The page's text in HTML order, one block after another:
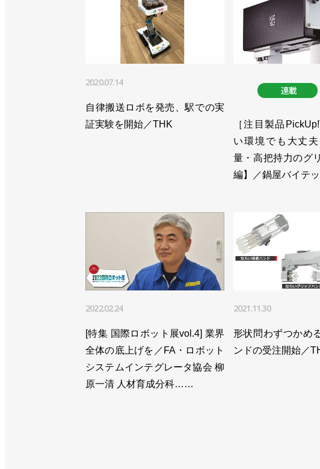
>>売上収益が過去最高、24年後半の動きに備える
>>桜の開花とともに82人が入社／安川電機
>>i³-Mechatronicsを実現するコントローラーソリ
>>【新春特別インタビュー】ロボット市場は次
>>[2023国際ロボット展リポートvol.7]次世代ロボ
>>部品調達が正常化し、上半期は過去最高の業績／
>>工場のデジタルデータを製品設計に生かす／安
>>[人事]岡久学ロボット事業部長がロボット工場
>>強みをコンセプトの実践につなげる／安川電機
>>新中期経営計画「Realize 25」を開始／安川電機
>>売上収益も利益も過去最高、2023年２月期決算
2020.07.14
自律搬送ロボを発売、駅での実
証実験を開始／THK
連載
［注目製品
い環境でも大丈
量・高把持力のグ
編】／鍋屋バイテ
2022.02.24
[特集 国際ロボット展vol.4] 業界
全体の底上げを／FA・ロボット
システムインテグレータ協会 柳
原一清 人材育成分科……
2021.11.30
形状問わずつかめ
ンドの受注開始／